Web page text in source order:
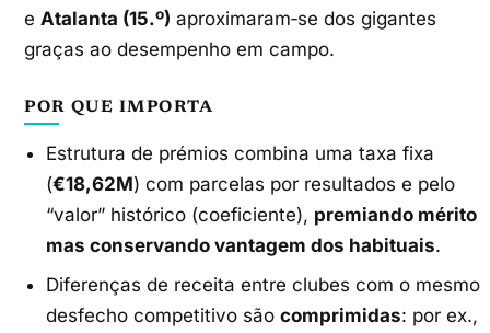
e Atalanta (15.º) aproximaram‑se dos gigantes
graças ao desempenho em campo.
POR QUE IMPORTA
Estrutura de prémios combina uma taxa fixa
(€18,62M) com parcelas por resultados e pelo
“valor” histórico (coeficiente), premiando mérito
mas conservando vantagem dos habituais.
Diferenças de receita entre clubes com o mesmo
desfecho competitivo sãocomprimidas: por ex.,